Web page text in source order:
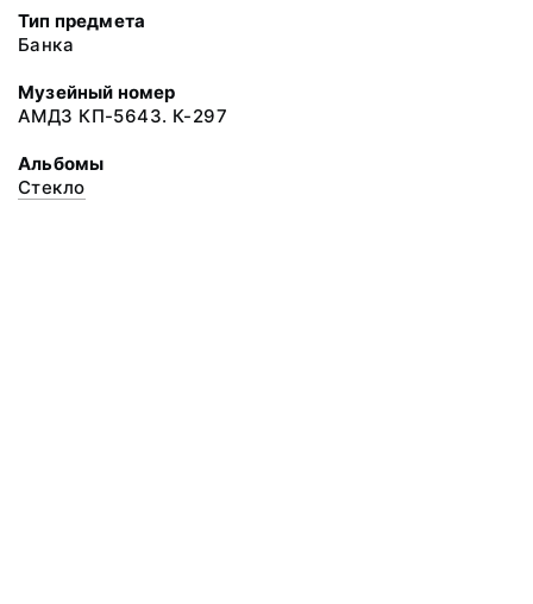
Тип предмета
Банка
Музейный номер
АМДЗ КП-5643. К-297
Альбомы
Стекло